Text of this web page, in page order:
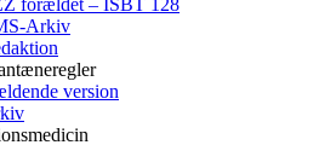
forældet – ISBT 128
Arkiv
version